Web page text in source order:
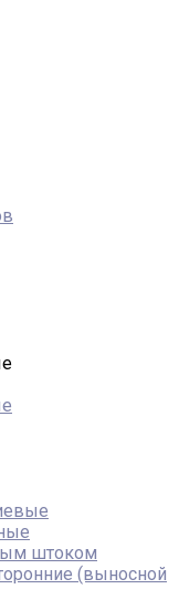
штоком
(выносной